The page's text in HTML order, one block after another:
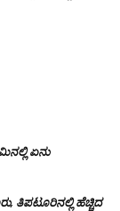
ಏನು
ತಿಪಟೂರಿನಲ್ಲಿ ಹೆಚ್ಚಿದ